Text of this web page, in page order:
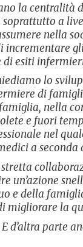
la
a
nella
di esiti
lo
di
nella
e fuori
nel
a seconda
un’azione
e della
migliorare la
d’altra parte